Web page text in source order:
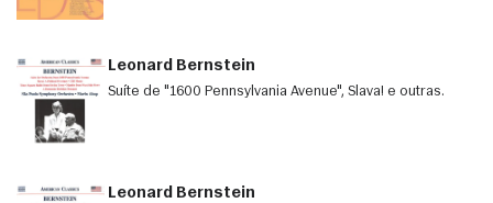
Leonard Bernstein
Suíte de "1600 Pennsylvania Avenue", Slava! e outras.
Leonard Bernstein